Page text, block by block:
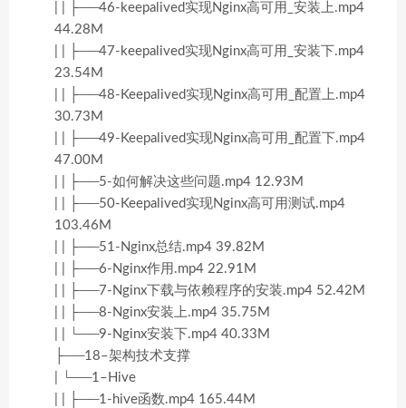
| | ├──46-keepalived实现Nginx高可用_安装上.mp4
44.28M
| | ├──47-keepalived实现Nginx高可用_安装下.mp4
23.54M
| | ├──48-Keepalived实现Nginx高可用_配置上.mp4
30.73M
| | ├──49-Keepalived实现Nginx高可用_配置下.mp4
47.00M
| | ├──5-如何解决这些问题.mp4 12.93M
| | ├──50-Keepalived实现Nginx高可用测试.mp4
103.46M
| | ├──51-Nginx总结.mp4 39.82M
| | ├──6-Nginx作用.mp4 22.91M
| | ├──7-Nginx下载与依赖程序的安装.mp4 52.42M
| | ├──8-Nginx安装上.mp4 35.75M
| | └──9-Nginx安装下.mp4 40.33M
├──18–架构技术支撑
| └──1–Hive
| | ├──1-hive函数.mp4 165.44M